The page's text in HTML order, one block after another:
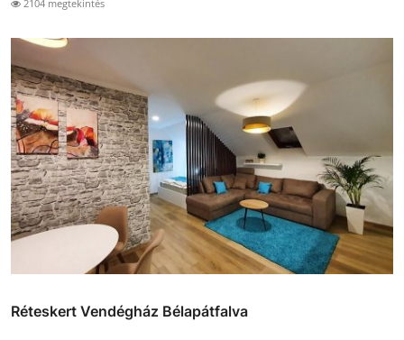
2104 megtekintés
Réteskert Vendégház Bélapátfalva